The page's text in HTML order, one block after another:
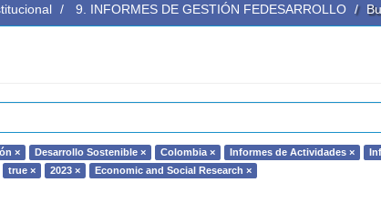
9. INFORMES DE GESTIÓN FEDESARROLLO
× Desarrollo Sostenible × Colombia × Informes de Actividades ×
true × 2023 × Economic and Social Research ×